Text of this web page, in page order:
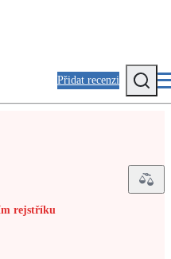
Přidat recenzi
rejstříku